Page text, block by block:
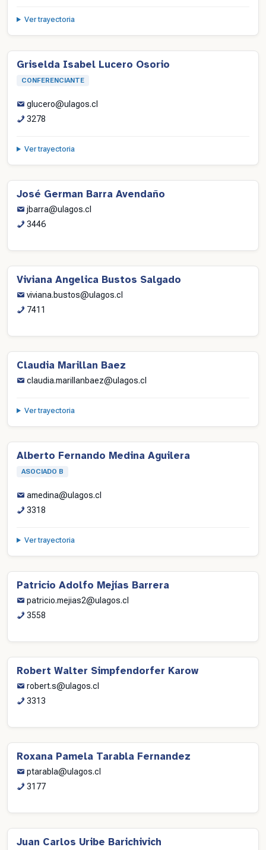
Ver trayectoria
Griselda Isabel Lucero Osorio
CONFERENCIANTE
glucero@ulagos.cl
3278
Ver trayectoria
José German Barra Avendaño
jbarra@ulagos.cl
3446
Viviana Angelica Bustos Salgado
viviana.bustos@ulagos.cl
7411
Claudia Marillan Baez
claudia.marillanbaez@ulagos.cl
Ver trayectoria
Alberto Fernando Medina Aguilera
ASOCIADO B
amedina@ulagos.cl
3318
Ver trayectoria
Patricio Adolfo Mejías Barrera
patricio.mejias2@ulagos.cl
3558
Robert Walter Simpfendorfer Karow
robert.s@ulagos.cl
3313
Roxana Pamela Tarabla Fernandez
ptarabla@ulagos.cl
3177
Juan Carlos Uribe Barichivich